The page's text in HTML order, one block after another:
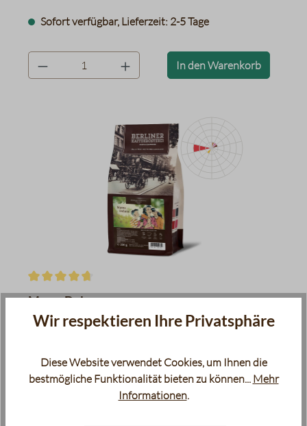
Sofort verfügbar, Lieferzeit: 2-5 Tage
product.quantityLabel In den Warenkorb
Datentabelle für das
Nougat
Cola, Karamell
Vollmilchschokolade
Mandarine
grüne Trauben
Durchschnittliche Bewertung von 4.8 von 5 Sternen
Mama Deluxe
Kaffee
Inhalt:250 g(39,80 €* / 1000 g)
Sofort verfügbar, Lieferzeit: 2-5 Tage
Wir respektieren Ihre Privatsphäre
Diese Website verwendet Cookies, um Ihnen die
bestmögliche Funktionalität bieten zu können... Mehr
Informationen.